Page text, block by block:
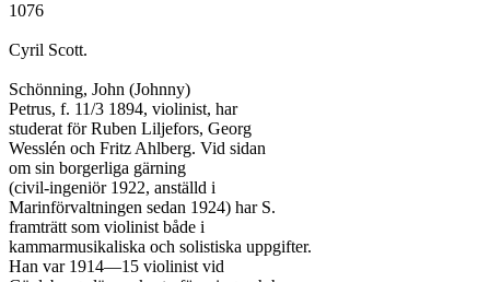
1076
Cyril Scott.
Schönning, John (Johnny)
Petrus, f. 11/3 1894, violinist, har
studerat för Ruben Liljefors, Georg
Wesslén och Fritz Ahlberg. Vid sidan
om sin borgerliga gärning
(civil-ingeniör 1922, anställd i
Marinförvaltningen sedan 1924) har S.
framträtt som violinist både i
kammarmusikaliska och solistiska uppgifter.
Han var 1914—15 violinist vid